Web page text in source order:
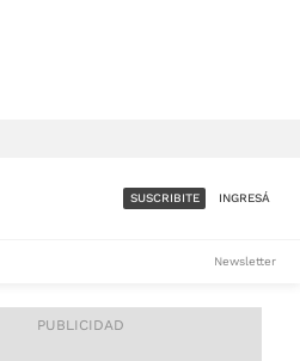
ACCESO FULL - $1.800/MES
SUSCRIBITE INGRESÁ
Newsletter